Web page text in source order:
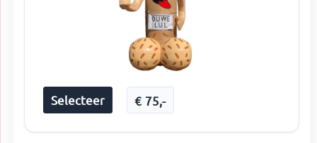
Selecteer € 75,-